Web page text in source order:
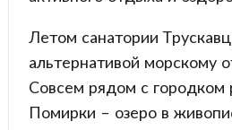
Летом санатории
альтернативой морскому
Совсем рядом с городком
Помирки – озеро в